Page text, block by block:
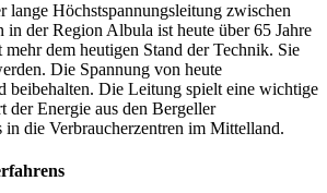
Höchstspannungsleitung zwischen
in der Region Albula ist heute über 65 Jahre
dem heutigen Stand der Technik. Sie
Die Spannung von heute
Die Leitung spielt eine wichtige
der Energie aus den Bergeller
in die Verbraucherzentren im Mittelland.